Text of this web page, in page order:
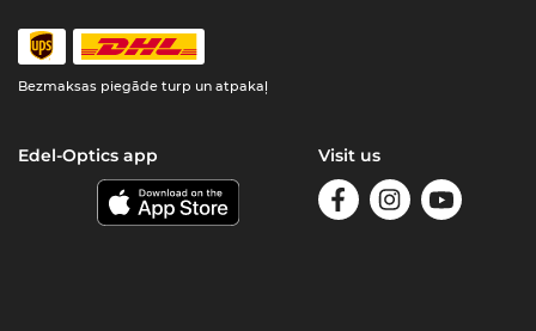
Bezmaksas piegāde turp un atpakaļ
Edel-Optics app Visit us